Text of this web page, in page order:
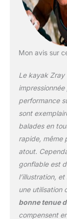
Mon avis sur
Le kayak Zray
performance
sont
balades en
rapide, même
atout.
gonflable est
l’illustration,
une utilisation
bonne tenue
compensent